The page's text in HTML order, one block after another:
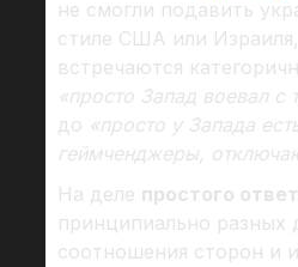
не смогли подавить
стиле США или
встречаются
«просто Запад воевал с
до «просто у Запада
геймченджеры,
На деле простого
принципиально разных
соотношения сторон и